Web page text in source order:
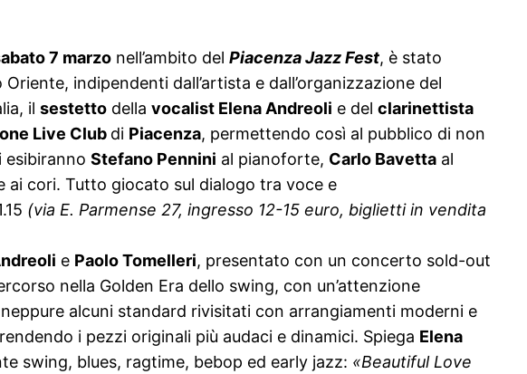
7 marzo nell’ambito del Piacenza Jazz Fest, è stato
indipendenti dall’artista e dall’organizzazione del
il sestetto della vocalist Elena Andreoli e del clarinettista
Live Club di Piacenza, permettendo così al pubblico di non
esibiranno Stefano Pennini al pianoforte, Carlo Bavetta al
ai cori. Tutto giocato sul dialogo tra voce e
(via E. Parmense 27, ingresso 12-15 euro, biglietti in vendita
e Paolo Tomelleri, presentato con un concerto sold-out
nella Golden Era dello swing, con un’attenzione
alcuni standard rivisitati con arrangiamenti moderni e
i pezzi originali più audaci e dinamici. Spiega Elena
swing, blues, ragtime, bebop ed early jazz: «Beautiful Love